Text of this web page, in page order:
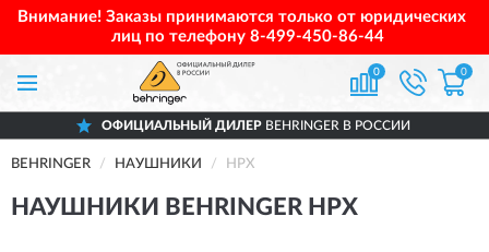
Внимание! Заказы принимаются только от юридических
лиц по телефону 8-499-450-86-44
0 0
ОФИЦИАЛЬНЫЙ ДИЛЕР BEHRINGER В РОССИИ
BEHRINGER НАУШНИКИ HPX
НАУШНИКИ BEHRINGER HPX